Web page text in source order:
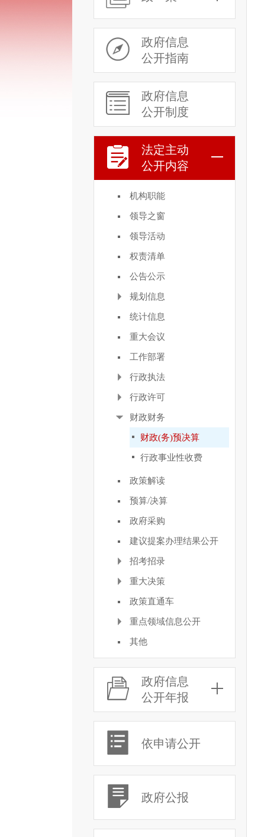
政府信息
公开指南
政府信息
公开制度
法定主动
公开内容
机构职能
领导之窗
领导活动
权责清单
公告公示
规划信息
统计信息
重大会议
工作部署
行政执法
行政许可
财政财务
财政(务)预决算
行政事业性收费
政策解读
预算/决算
政府采购
建议提案办理结果公开
招考招录
重大决策
政策直通车
重点领域信息公开
其他
政府信息
公开年报
依申请公开
政府公报